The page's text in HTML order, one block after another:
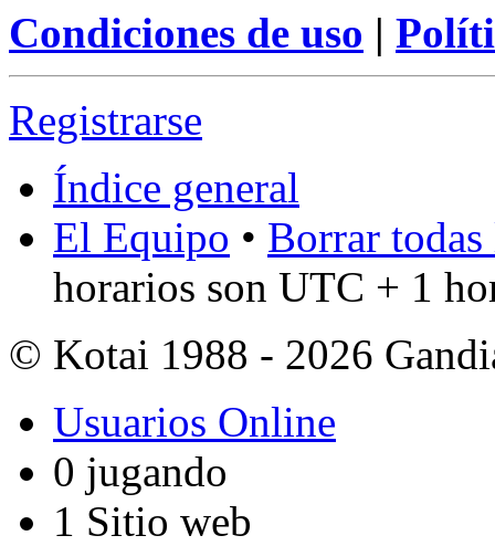
Condiciones de uso |
Registrarse
Índice general
El Equipo • Borrar
horarios son UTC + 1
© Kotai 1988 - 2026
Usuarios Online
0 jugando
1 Sitio web